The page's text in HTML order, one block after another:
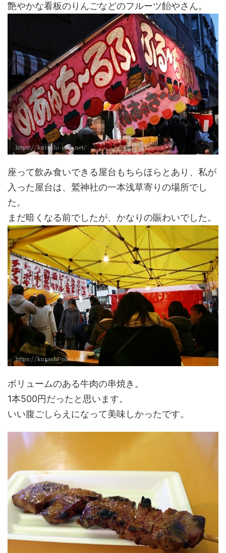
艶やかな看板のりんごなどのフルーツ飴やさん。
座って飲み食いできる屋台もちらほらとあり、私が
入った屋台は、鷲神社の一本浅草寄りの場所でし
た。
まだ暗くなる前でしたが、かなりの賑わいでした。
ボリュームのある牛肉の串焼き。
1本500円だったと思います。
いい腹ごしらえになって美味しかったです。